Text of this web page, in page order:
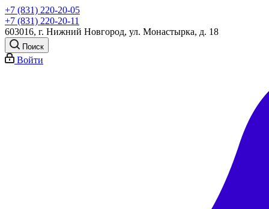
+7 (831) 220-20-05
+7 (831) 220-20-11
603016, г. Нижний Новгород, ул. Монастырка, д. 18
Поиск
Войти